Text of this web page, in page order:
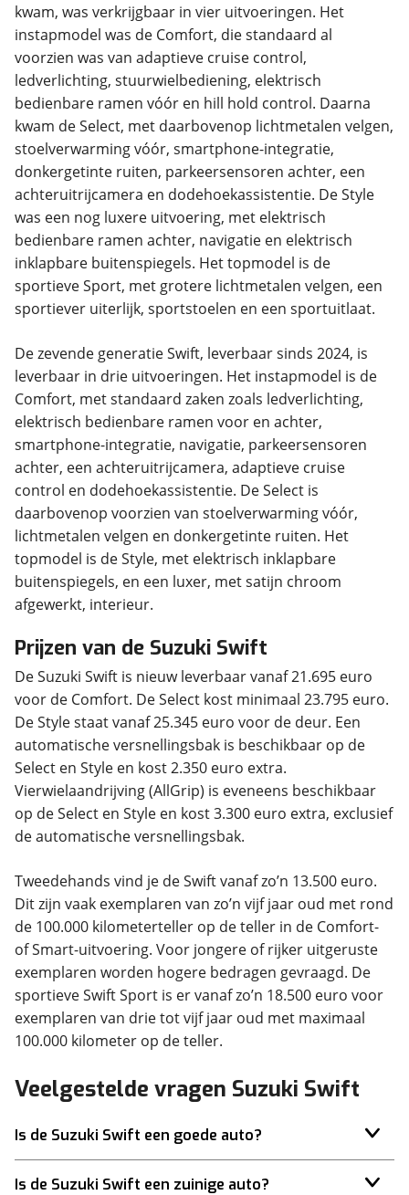
kwam, was verkrijgbaar in vier uitvoeringen. Het
instapmodel was de Comfort, die standaard al
voorzien was van adaptieve cruise control,
ledverlichting, stuurwielbediening, elektrisch
bedienbare ramen vóór en hill hold control. Daarna
kwam de Select, met daarbovenop lichtmetalen velgen,
stoelverwarming vóór, smartphone-integratie,
donkergetinte ruiten, parkeersensoren achter, een
achteruitrijcamera en dodehoekassistentie. De Style
was een nog luxere uitvoering, met elektrisch
bedienbare ramen achter, navigatie en elektrisch
inklapbare buitenspiegels. Het topmodel is de
sportieve Sport, met grotere lichtmetalen velgen, een
sportiever uiterlijk, sportstoelen en een sportuitlaat.
De zevende generatie Swift, leverbaar sinds 2024, is
leverbaar in drie uitvoeringen. Het instapmodel is de
Comfort, met standaard zaken zoals ledverlichting,
elektrisch bedienbare ramen voor en achter,
smartphone-integratie, navigatie, parkeersensoren
achter, een achteruitrijcamera, adaptieve cruise
control en dodehoekassistentie. De Select is
daarbovenop voorzien van stoelverwarming vóór,
lichtmetalen velgen en donkergetinte ruiten. Het
topmodel is de Style, met elektrisch inklapbare
buitenspiegels, en een luxer, met satijn chroom
afgewerkt, interieur.
Prijzen van de Suzuki Swift
De Suzuki Swift is nieuw leverbaar vanaf 21.695 euro
voor de Comfort. De Select kost minimaal 23.795 euro.
De Style staat vanaf 25.345 euro voor de deur. Een
automatische versnellingsbak is beschikbaar op de
Select en Style en kost 2.350 euro extra.
Vierwielaandrijving (AllGrip) is eveneens beschikbaar
op de Select en Style en kost 3.300 euro extra, exclusief
de automatische versnellingsbak.
Tweedehands vind je de Swift vanaf zo’n 13.500 euro.
Dit zijn vaak exemplaren van zo’n vijf jaar oud met rond
de 100.000 kilometerteller op de teller in de Comfort-
of Smart-uitvoering. Voor jongere of rijker uitgeruste
exemplaren worden hogere bedragen gevraagd. De
sportieve Swift Sport is er vanaf zo’n 18.500 euro voor
exemplaren van drie tot vijf jaar oud met maximaal
100.000 kilometer op de teller.
Veelgestelde vragen Suzuki Swift
Is de Suzuki Swift een goede auto?
Is de Suzuki Swift een zuinige auto?